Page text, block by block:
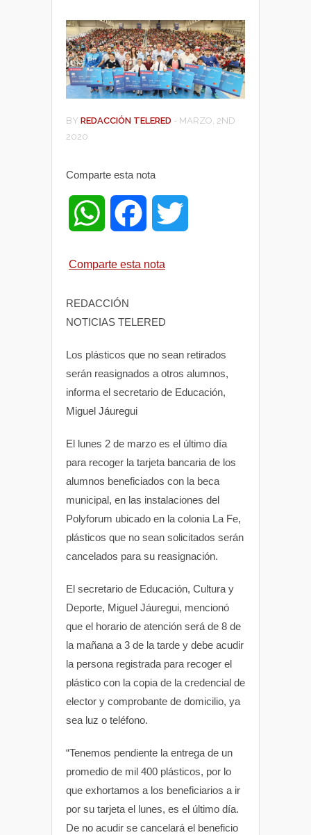
BY REDACCIÓN TELERED - MARZO, 2ND
2020
Comparte esta nota
W
t
s
A
p
e
b
o
k
t
e
Comparte esta nota
REDACCIÓN
NOTICIAS TELERED
Los plásticos que no sean retirados
serán reasignados a otros alumnos,
informa el secretario de Educación,
Miguel Jáuregui
El lunes 2 de marzo es el último día
para recoger la tarjeta bancaria de los
alumnos beneficiados con la beca
municipal, en las instalaciones del
Polyforum ubicado en la colonia La Fe,
plásticos que no sean solicitados serán
cancelados para su reasignación.
El secretario de Educación, Cultura y
Deporte, Miguel Jáuregui, mencionó
que el horario de atención será de 8 de
la mañana a 3 de la tarde y debe acudir
la persona registrada para recoger el
plástico con la copia de la credencial de
elector y comprobante de domicilio, ya
sea luz o teléfono.
“Tenemos pendiente la entrega de un
promedio de mil 400 plásticos, por lo
que exhortamos a los beneficiarios a ir
por su tarjeta el lunes, es el último día.
De no acudir se cancelará el beneficio